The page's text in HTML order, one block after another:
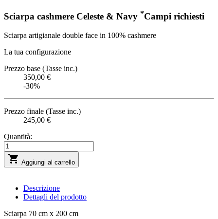
Sciarpa cashmere Celeste & Navy *Campi richiesti
Sciarpa artigianale double face in 100% cashmere
La tua configurazione
Prezzo base (Tasse inc.)
350,00 €
-30%
Prezzo finale (Tasse inc.)
245,00 €
Quantità:
 Aggiungi al carrello
Descrizione
Dettagli del prodotto
Sciarpa 70 cm x 200 cm